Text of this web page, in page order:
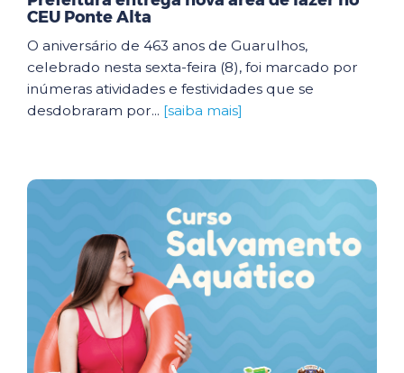
CEU Ponte Alta
O aniversário de 463 anos de Guarulhos,
celebrado nesta sexta-feira (8), foi marcado por
inúmeras atividades e festividades que se
desdobraram por... [saiba mais]